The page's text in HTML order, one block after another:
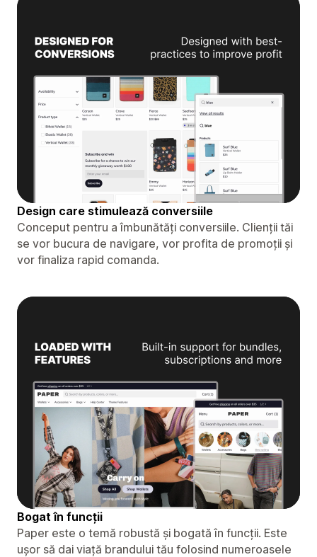
Design care stimulează conversiile
Conceput pentru a îmbunătăți conversiile. Clienții tăi
se vor bucura de navigare, vor profita de promoții și
vor finaliza rapid comanda.
Bogat în funcții
Paper este o temă robustă și bogată în funcții. Este
ușor să dai viață brandului tău folosind numeroasele